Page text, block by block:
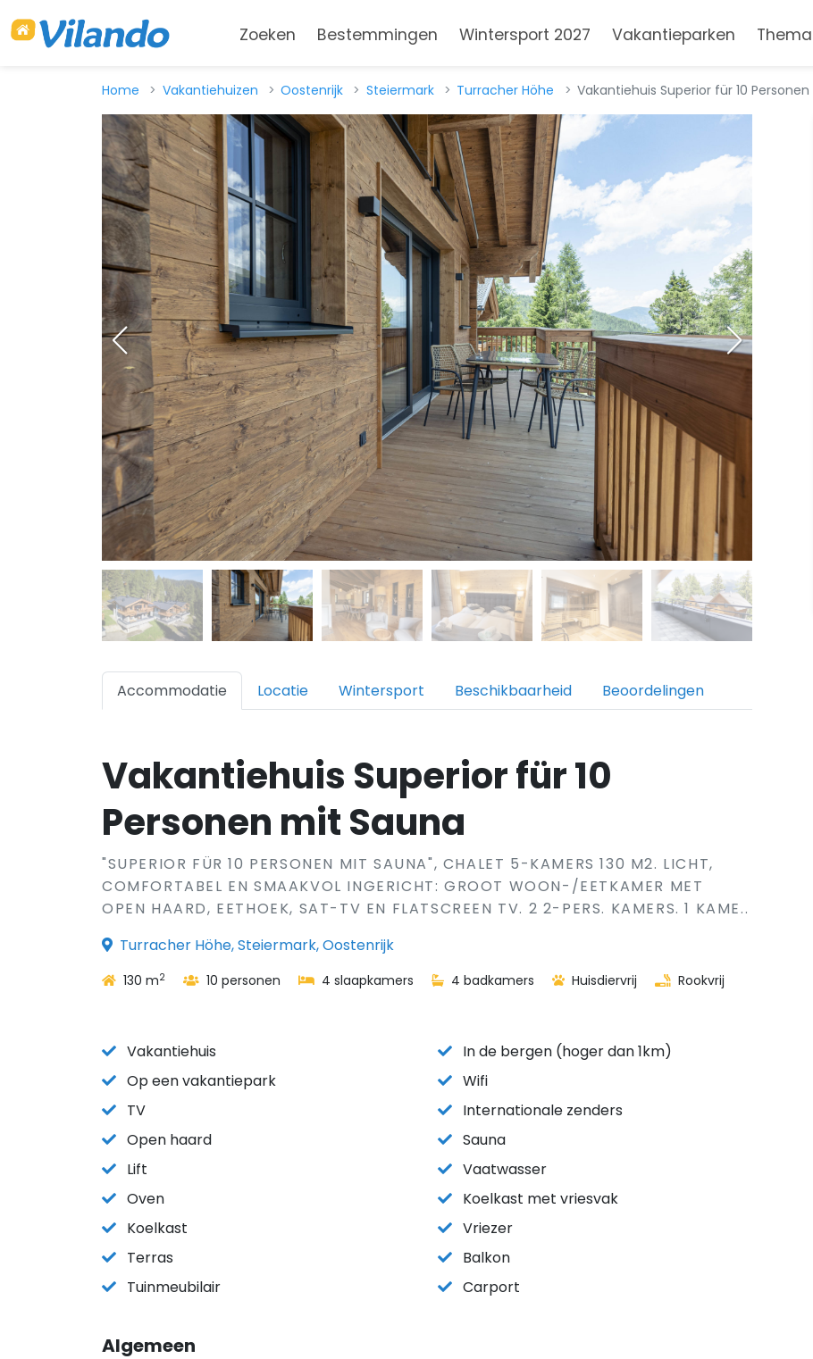
Zoeken Bestemmingen Wintersport 2027 Vakantieparken
Home Vakantiehuizen Oostenrijk Steiermark Turracher Höhe Vakantiehuis Superior für 10
Accommodatie Locatie Wintersport Beschikbaarheid Beoordelingen
Vakantiehuis Superior für 10
Personen mit Sauna
"SUPERIOR FÜR 10 PERSONEN MIT SAUNA", CHALET 5-KAMERS 130 M2. LICHT,
COMFORTABEL EN SMAAKVOL INGERICHT: GROOT WOON-/EETKAMER MET
OPEN HAARD, EETHOEK, SAT-TV EN FLATSCREEN TV. 2 2-PERS. KAMERS. 1 KAME..
Turracher Höhe, Steiermark, Oostenrijk
130 m2 10 personen 4 slaapkamers 4 badkamers Huisdiervrij Rookvrij
Vakantiehuis
In de bergen (hoger dan 1km)
Op een vakantiepark
Wifi
TV
Internationale zenders
Open haard
Sauna
Lift
Vaatwasser
Oven
Koelkast met vriesvak
Koelkast
Vriezer
Terras
Balkon
Tuinmeubilair
Carport
Algemeen